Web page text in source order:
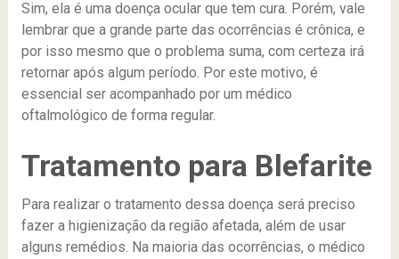
Sim, ela é uma doença ocular que tem cura. Porém, vale
lembrar que a grande parte das ocorrências é crônica, e
por isso mesmo que o problema suma, com certeza irá
retornar após algum período. Por este motivo, é
essencial ser acompanhado por um médico
oftalmológico de forma regular.
Tratamento para Blefarite
Para realizar o tratamento dessa doença será preciso
fazer a higienização da região afetada, além de usar
alguns remédios. Na maioria das ocorrências, o médico